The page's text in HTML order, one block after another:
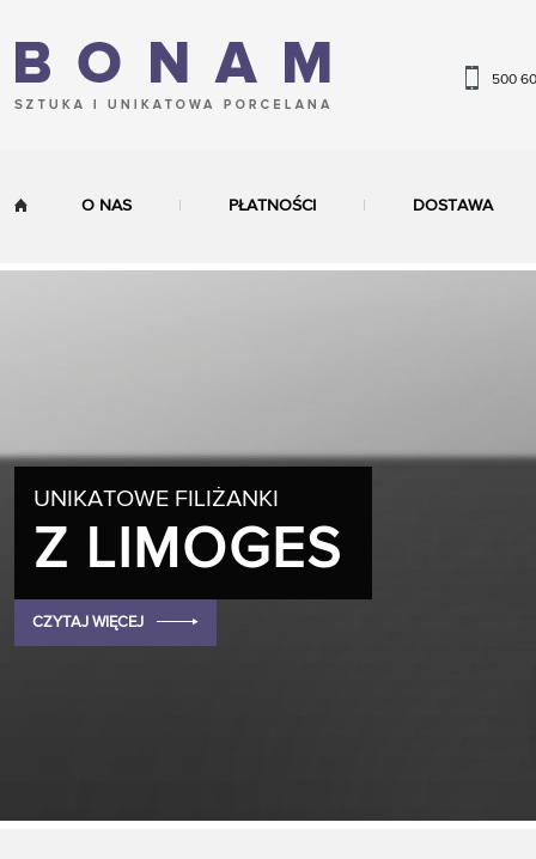
500
O NAS PŁATNOŚCI DOSTAWA
UNIKATOWE FILIŻANKI
Z LIMOGES
CZYTAJ WIĘCEJ